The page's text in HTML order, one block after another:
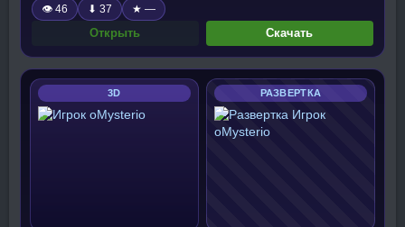
👁 46 ⬇ 37 ★ —
Открыть Скачать
3D РАЗВЕРТКА